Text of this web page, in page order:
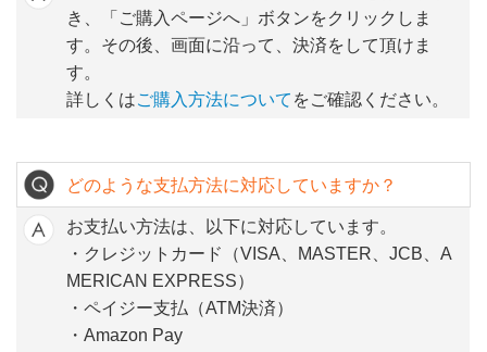
き、「ご購入ページへ」ボタンをクリックしま
す。その後、画面に沿って、決済をして頂けま
す。
詳しくはご購入方法について をご確認ください。
どのような支払方法に対応していますか？
お支払い方法は、以下に対応しています。
・クレジットカード（VISA、MASTER、JCB、A
MERICAN EXPRESS）
・ペイジー支払（ATM決済）
・Amazon Pay